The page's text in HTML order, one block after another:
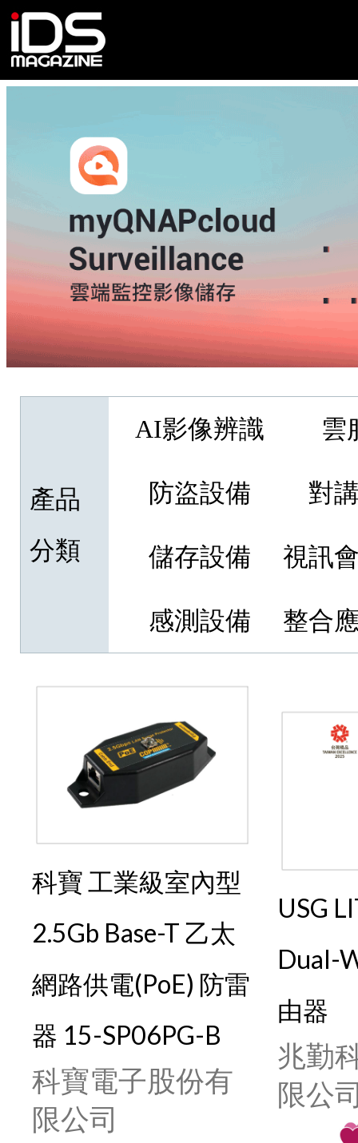
產品
分類
AI影像辨識 雲
防盜設備 對
儲存設備 視訊
感測設備 整合
科寶 工業級室內型
2.5Gb Base-T 乙太
網路供電(PoE) 防雷
器 15-SP06PG-B
科寶電子股份有
限公司
USG
Dual-
由器
兆勤
限公